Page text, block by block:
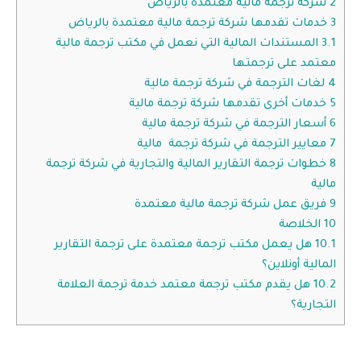
2 شركة ترجمة مالية معتمدة بالرياض
3 خدمات تقدمها شركة ترجمة مالية معتمدة بالرياض
3.1 المستندات المالية التي نعمل في مكتب ترجمة مالية
معتمد على ترجمتها
4 لغات الترجمة في شركة ترجمة مالية
5 خدمات أخرى تقدمها شركة ترجمة مالية
6 أسعار الترجمة في شركة ترجمة مالية
7 معايير الترجمة في شركة ترجمة مالية
8 خطوات ترجمة التقارير المالية والتجارية في شركة ترجمة
مالية
9 فريق عمل شركة ترجمة مالية معتمدة
10 الخلاصة
10.1 هل يعمل مكتب ترجمة معتمدة على ترجمة التقارير
المالية أونلاين؟
10.2 هل يقدم مكتب ترجمة معتمد خدمة ترجمة العلامة
التجارية؟